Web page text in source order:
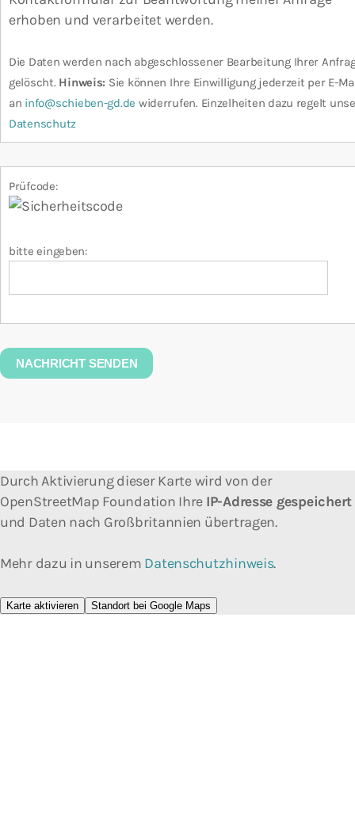
erhoben und verarbeitet werden.
Die Daten werden nach abgeschlossener Bearbeitung Ihrer
gelöscht. Hinweis: Sie können Ihre Einwilligung jederzeit per E-
an info@schieben-gd.de widerrufen. Einzelheiten dazu regelt
Datenschutz
Prüfcode:
bitte eingeben:
Durch Aktivierung dieser Karte wird von der
OpenStreetMap Foundation Ihre IP-Adresse gespeichert
und Daten nach Großbritannien übertragen.
Mehr dazu in unserem Datenschutzhinweis.
Karte aktivieren Standort bei Google Maps